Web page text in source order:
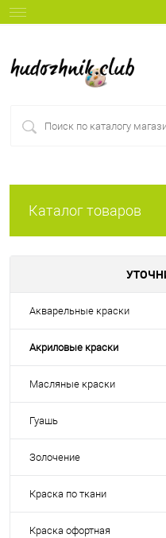
Каталог товаров
Акварельные краски
Акриловые краски
Масляные краски
Гуашь
Золочение
Краска по ткани
Краска офортная